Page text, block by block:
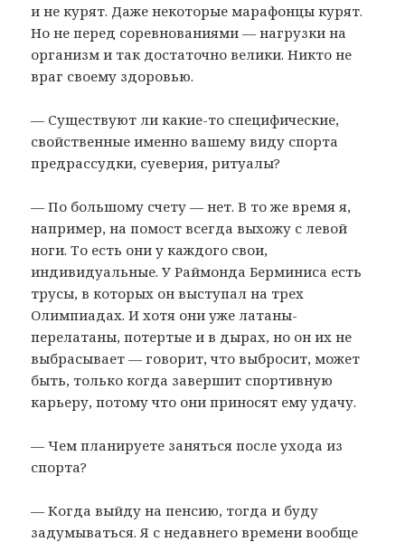
и не курят. Даже некоторые марафонцы курят.
Но не перед соревнованиями — нагрузки на
организм и так достаточно велики. Никто не
враг своему здоровью.
— Существуют ли какие-то специфические,
свойственные именно вашему виду спорта
предрассудки, суеверия, ритуалы?
— По большому счету — нет. В то же время я,
например, на помост всегда выхожу с левой
ноги. То есть они у каждого свои,
индивидуальные. У Раймонда Берминиса есть
трусы, в которых он выступал на трех
Олимпиадах. И хотя они уже латаны-
перелатаны, потертые и в дырах, но он их не
выбрасывает — говорит, что выбросит, может
быть, только когда завершит спортивную
карьеру, потому что они приносят ему удачу.
— Чем планируете заняться после ухода из
спорта?
— Когда выйду на пенсию, тогда и буду
задумываться. Я с недавнего времени вообще